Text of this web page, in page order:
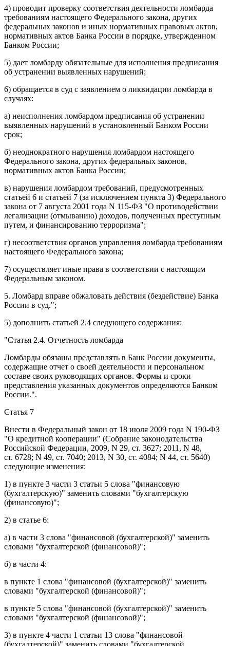
4) проводит проверку соответствия деятельности ломбарда
требованиям настоящего Федерального закона, других
федеральных законов и иных нормативных правовых актов,
нормативных актов Банка России в порядке, утвержденном
Банком России;
5) дает ломбарду обязательные для исполнения предписания
об устранении выявленных нарушений;
6) обращается в суд с заявлением о ликвидации ломбарда в
случаях:
а) неисполнения ломбардом предписания об устранении
выявленных нарушений в установленный Банком России
срок;
б) неоднократного нарушения ломбардом настоящего
Федерального закона, других федеральных законов,
нормативных актов Банка России;
в) нарушения ломбардом требований, предусмотренных
статьей 6 и статьей 7 (за исключением пункта 3) Федерального
закона от 7 августа 2001 года N 115-ФЗ "О противодействии
легализации (отмыванию) доходов, полученных преступным
путем, и финансированию терроризма";
г) несоответствия органов управления ломбарда требованиям
настоящего Федерального закона;
7) осуществляет иные права в соответствии с настоящим
Федеральным законом.
5. Ломбард вправе обжаловать действия (бездействие) Банка
России в суд.";
5) дополнить статьей 2.4 следующего содержания:
"Статья 2.4. Отчетность ломбарда
Ломбарды обязаны представлять в Банк России документы,
содержащие отчет о своей деятельности и персональном
составе своих руководящих органов. Формы и сроки
представления указанных документов определяются Банком
России.".
Статья 7
Внести в Федеральный закон от 18 июля 2009 года N 190-ФЗ
"О кредитной кооперации" (Собрание законодательства
Российской Федерации, 2009, N 29, ст. 3627; 2011, N 48,
ст. 6728; N 49, ст. 7040; 2013, N 30, ст. 4084; N 44, ст. 5640)
следующие изменения:
1) в пункте 3 части 3 статьи 5 слова "финансовую
(бухгалтерскую)" заменить словами "бухгалтерскую
(финансовую)";
2) в статье 6:
а) в части 3 слова "финансовой (бухгалтерской)" заменить
словами "бухгалтерской (финансовой)";
б) в части 4:
в пункте 1 слова "финансовой (бухгалтерской)" заменить
словами "бухгалтерской (финансовой)";
в пункте 5 слова "финансовой (бухгалтерской)" заменить
словами "бухгалтерской (финансовой)";
3) в пункте 4 части 1 статьи 13 слова "финансовой
(бухгалтерской)" заменить словами "бухгалтерской